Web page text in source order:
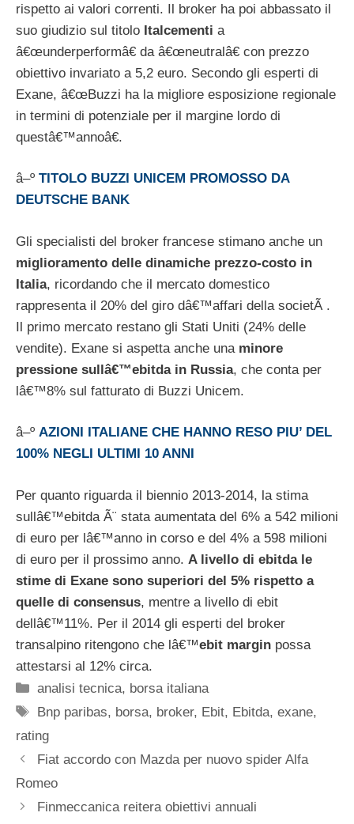
rispetto ai valori correnti. Il broker ha poi abbassato il
suo giudizio sul titolo Italcementi a
â€œunderperformâ€ da â€œneutralâ€ con prezzo
obiettivo invariato a 5,2 euro. Secondo gli esperti di
Exane, â€œBuzzi ha la migliore esposizione regionale
in termini di potenziale per il margine lordo di
questâ€™annoâ€.
â–º TITOLO BUZZI UNICEM PROMOSSO DA
DEUTSCHE BANK
Gli specialisti del broker francese stimano anche un
miglioramento delle dinamiche prezzo-costo in
Italia, ricordando che il mercato domestico
rappresenta il 20% del giro dâ€™affari della societÃ .
Il primo mercato restano gli Stati Uniti (24% delle
vendite). Exane si aspetta anche una minore
pressione sullâ€™ebitda in Russia, che conta per
lâ€™8% sul fatturato di Buzzi Unicem.
â–º AZIONI ITALIANE CHE HANNO RESO PIU’ DEL
100% NEGLI ULTIMI 10 ANNI
Per quanto riguarda il biennio 2013-2014, la stima
sullâ€™ebitda Ã¨ stata aumentata del 6% a 542 milioni
di euro per lâ€™anno in corso e del 4% a 598 milioni
di euro per il prossimo anno. A livello di ebitda le
stime di Exane sono superiori del 5% rispetto a
quelle di consensus, mentre a livello di ebit
dellâ€™11%. Per il 2014 gli esperti del broker
transalpino ritengono che lâ€™ebit margin possa
attestarsi al 12% circa.
Categorie
analisi tecnica, borsa italiana
Tag
Bnp paribas, borsa, broker, Ebit, Ebitda,exane,
rating
Fiat accordo con Mazda per nuovo spider Alfa
Romeo
Finmeccanica reitera obiettivi annuali